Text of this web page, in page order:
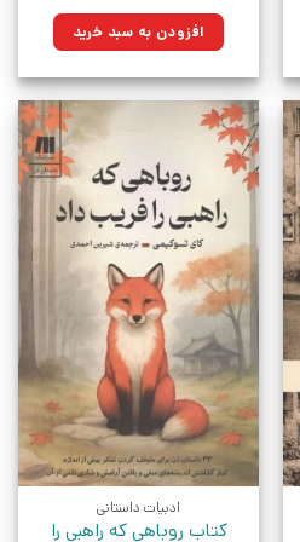
۲۵۰,۰۰۰تومان
بود.
۱۷۸,۷۵۰تومان.افزودن به سبد خرید
ادبیات داستانی
کتاب روباهی که راهبی را